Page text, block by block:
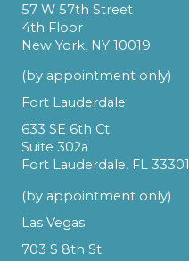
57 W 57th Street
4th Floor
New York, NY 10019
(by appointment only)
Fort Lauderdale
633 SE 6th Ct
Suite 302a
Fort Lauderdale, FL 33301
(by appointment only)
Las Vegas
703 S 8th St